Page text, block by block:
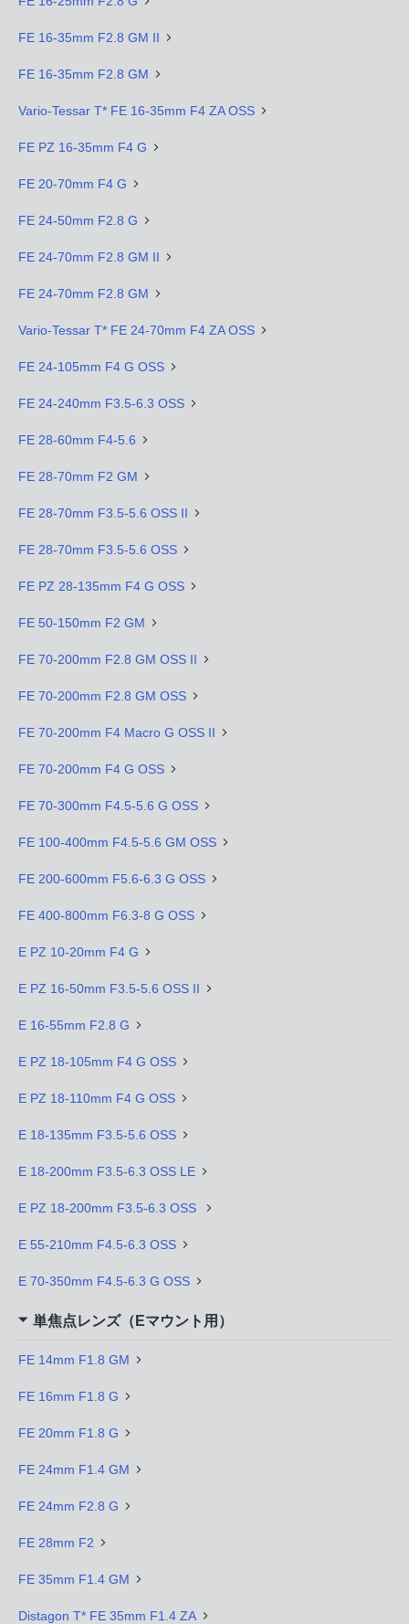
FE 16-35mm F2.8 GM II
FE 16-35mm F2.8 GM
Vario-Tessar T* FE 16-35mm F4 ZA OSS
FE PZ 16-35mm F4 G
FE 20-70mm F4 G
FE 24-50mm F2.8 G
FE 24-70mm F2.8 GM II
FE 24-70mm F2.8 GM
Vario-Tessar T* FE 24-70mm F4 ZA OSS
FE 24-105mm F4 G OSS
FE 24-240mm F3.5-6.3 OSS
FE 28-60mm F4-5.6
FE 28-70mm F2 GM
FE 28-70mm F3.5-5.6 OSS II
FE 28-70mm F3.5-5.6 OSS
FE PZ 28-135mm F4 G OSS
FE 50-150mm F2 GM
FE 70-200mm F2.8 GM OSS II
FE 70-200mm F2.8 GM OSS
FE 70-200mm F4 Macro G OSS II
FE 70-200mm F4 G OSS
FE 70-300mm F4.5-5.6 G OSS
FE 100-400mm F4.5-5.6 GM OSS
FE 200-600mm F5.6-6.3 G OSS
FE 400-800mm F6.3-8 G OSS
E PZ 10-20mm F4 G
E PZ 16-50mm F3.5-5.6 OSS II
E 16-55mm F2.8 G
E PZ 18-105mm F4 G OSS
E PZ 18-110mm F4 G OSS
E 18-135mm F3.5-5.6 OSS
E 18-200mm F3.5-6.3 OSS LE
E PZ 18-200mm F3.5-6.3 OSS
E 55-210mm F4.5-6.3 OSS
E 70-350mm F4.5-6.3 G OSS
単焦点レンズ（Eマウント用）
FE 14mm F1.8 GM
FE 16mm F1.8 G
FE 20mm F1.8 G
FE 24mm F1.4 GM
FE 24mm F2.8 G
FE 28mm F2
FE 35mm F1.4 GM
Distagon T* FE 35mm F1.4 ZA